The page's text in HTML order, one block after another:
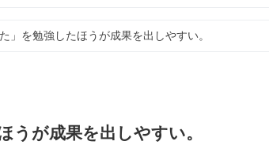
」を勉強したほうが成果を出しやすい。
うが成果を出しやすい。